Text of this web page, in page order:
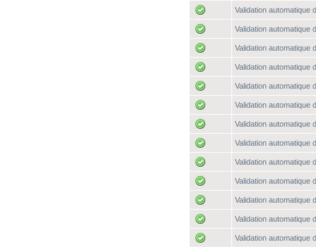
Validation automatique
Validation automatique
Validation automatique
Validation automatique
Validation automatique
Validation automatique
Validation automatique
Validation automatique
Validation automatique
Validation automatique
Validation automatique
Validation automatique
Validation automatique